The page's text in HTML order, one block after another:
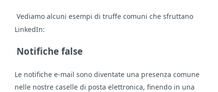
Vediamo alcuni esempi di truffe comuni che sfruttano
LinkedIn:
Notifiche false
Le notifiche e-mail sono diventate una presenza comune
nelle nostre caselle di posta elettronica, finendo in una